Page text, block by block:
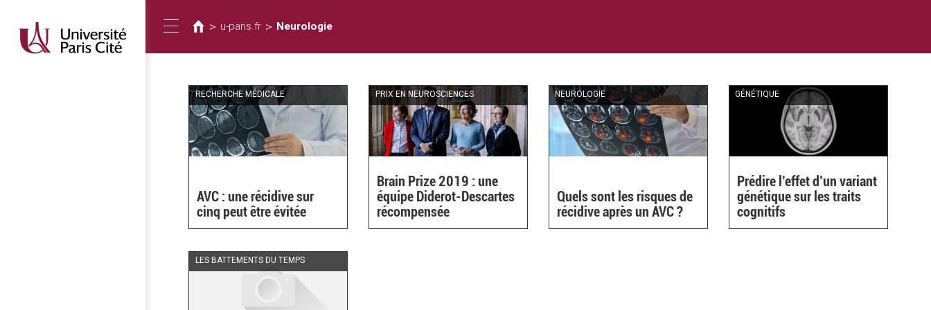
contenu
principal
Toggle
navigation
êtes
ici
> u-paris.fr > Neurologie
RECHERCHE MÉDICALE
AVC : une récidive sur
cinq peut être évitée
PRIX EN NEUROSCIENCES
Brain Prize 2019 : une
équipe Diderot-Descartes
récompensée
NEUROLOGIE
Quels sont les risques de
récidive après un AVC ?
GÉNÉTIQUE
Prédire l’effet d’un variant
génétique sur les traits
cognitifs
LES BATTEMENTS DU TEMPS